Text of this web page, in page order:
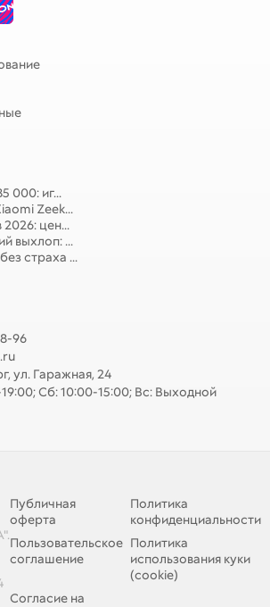
000: иг...
Zeek...
цен...
выхлоп: ...
страха ...
96
ул. Гаражная, 24
Сб: 10:00-15:00; Вс: Выходной
Публичная
оферта
Политика
конфиденциальности
Пользовательское
соглашение
Политика
использования куки
(cookie)
Согласие на